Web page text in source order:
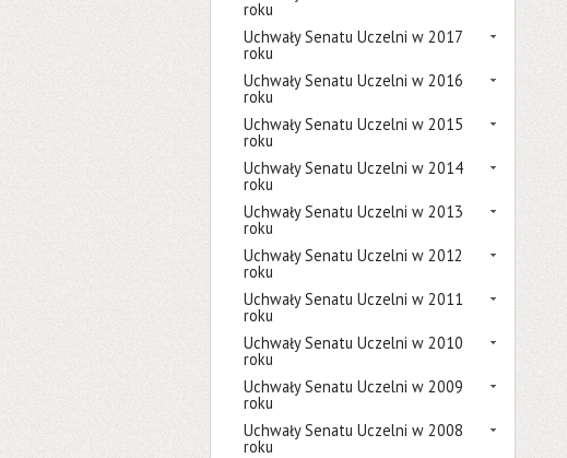
roku
Uchwały Senatu Uczelni w 2017
roku
Uchwały Senatu Uczelni w 2016
roku
Uchwały Senatu Uczelni w 2015
roku
Uchwały Senatu Uczelni w 2014
roku
Uchwały Senatu Uczelni w 2013
roku
Uchwały Senatu Uczelni w 2012
roku
Uchwały Senatu Uczelni w 2011
roku
Uchwały Senatu Uczelni w 2010
roku
Uchwały Senatu Uczelni w 2009
roku
Uchwały Senatu Uczelni w 2008
roku